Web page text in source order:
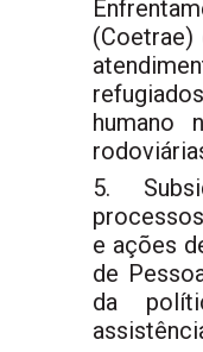
humano
e ações
de
da